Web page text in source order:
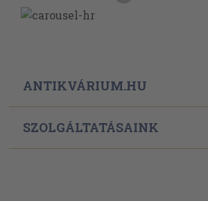
ANTIKVÁRIUM.HU
SZOLGÁLTATÁSAINK